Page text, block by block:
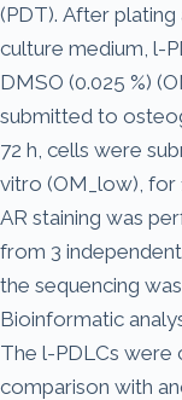
(PDT). After plating
culture medium, l-
DMSO (0.025 %)
submitted to
72 h, cells were
vitro (OM_low), for
AR staining was
from 3
the sequencing
Bioinformatic
The l-PDLCs were
comparison with